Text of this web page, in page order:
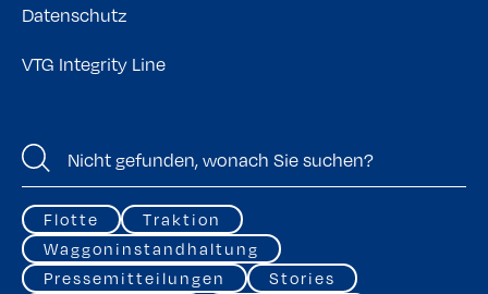
Datenschutz
VTG Integrity Line
Flotte
Traktion
Waggoninstandhaltung
Pressemitteilungen
Stories